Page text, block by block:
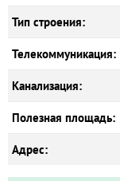
Тип строения:
Телекоммуникация:
Канализация:
Полезная площадь:
Адрес: